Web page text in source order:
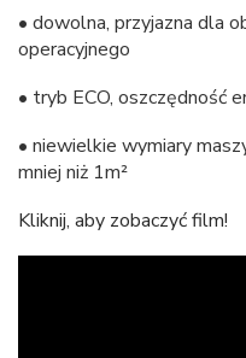
• dowolna, przyjazna dla
operacyjnego
• tryb ECO, oszczędność
• niewielkie wymiary
mniej niż 1m²
Kliknij, aby zobaczyć film!